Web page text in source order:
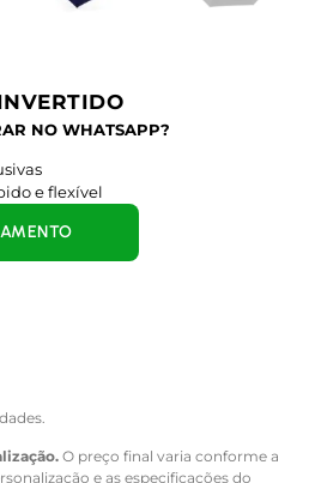
NO WHATSAPP?
e flexível
O preço final varia conforme a
e as especificações do